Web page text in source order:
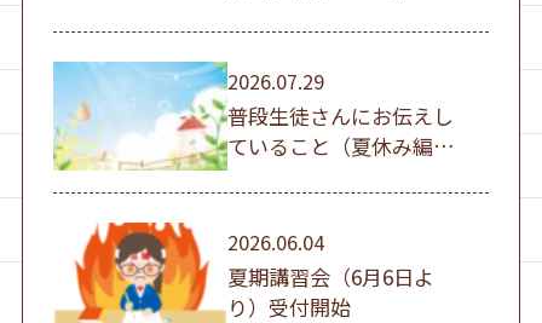
2026.07.29
普段生徒さんにお伝えし
ていること（夏休み編
①）
2026.06.04
夏期講習会（6月6日よ
り）受付開始